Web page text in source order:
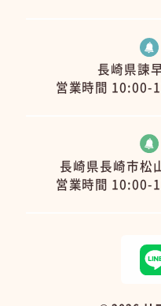
長崎県諫
営業時間 10:00-
長崎県長崎市松
営業時間 10:00-